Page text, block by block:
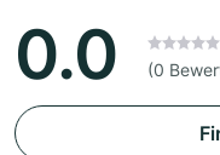
0.0 (0